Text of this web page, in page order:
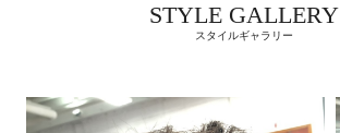
GALLERY ギャラリー
STYLE GALLERY
スタイルギャラリー